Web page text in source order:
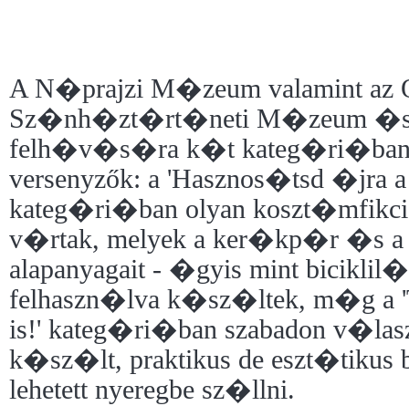
A N�prajzi M�zeum valamint az
Sz�nh�zt�rt�neti M�zeum
felh�v�s�ra k�t
versenyzők: a 'Hasznos�tsd �jra
kateg�ri�ban olyan
v�rtak, melyek a ker�kp�r �s
alapanyagait - �gyis mint
felhaszn�lva k�sz�ltek, m�g a
is!' kateg�ri�ban szabadon
k�sz�lt, praktikus de eszt�tikus
lehetett nyeregbe sz�llni.